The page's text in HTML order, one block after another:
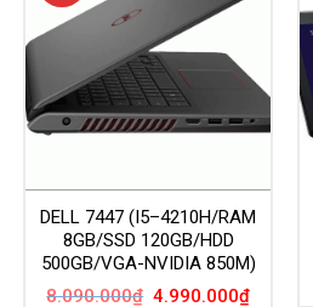
DELL 7447 (I5–4210H/RAM
8GB/SSD 120GB/HDD
500GB/VGA-NVIDIA 850M)
8.090.000₫ Giá
4.990.000₫Giá